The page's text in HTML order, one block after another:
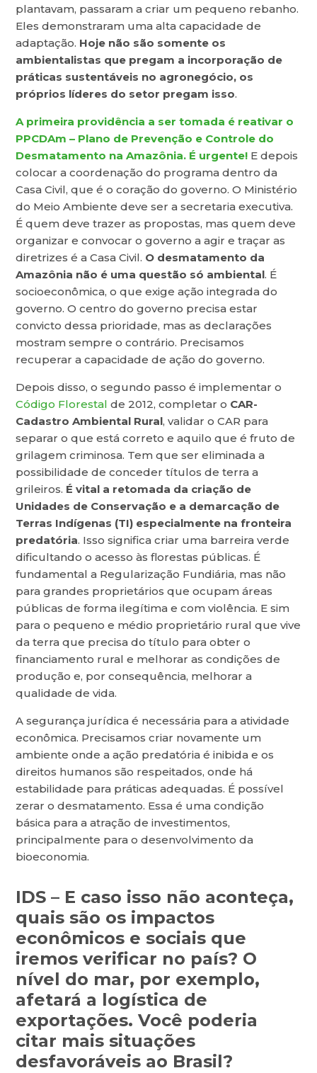
plantavam, passaram a criar um pequeno rebanho.
Eles demonstraram uma alta capacidade de
adaptação. Hoje não são somente os
ambientalistas que pregam a incorporação de
práticas sustentáveis no agronegócio, os
próprios líderes do setor pregam isso.
A primeira providência a ser tomada é reativar o
PPCDAm – Plano de Prevenção e Controle do
Desmatamento na Amazônia. É urgente! E depois
colocar a coordenação do programa dentro da
Casa Civil, que é o coração do governo. O Ministério
do Meio Ambiente deve ser a secretaria executiva.
É quem deve trazer as propostas, mas quem deve
organizar e convocar o governo a agir e traçar as
diretrizes é a Casa Civil. O desmatamento da
Amazônia não é uma questão só ambiental. É
socioeconômica, o que exige ação integrada do
governo. O centro do governo precisa estar
convicto dessa prioridade, mas as declarações
mostram sempre o contrário. Precisamos
recuperar a capacidade de ação do governo.
Depois disso, o segundo passo é implementar o
Código Florestalde 2012, completar o CAR-
Cadastro Ambiental Rural, validar o CAR para
separar o que está correto e aquilo que é fruto de
grilagem criminosa. Tem que ser eliminada a
possibilidade de conceder títulos de terra a
grileiros. É vital a retomada da criação de
Unidades de Conservação e a demarcação de
Terras Indígenas (TI) especialmente na fronteira
predatória. Isso significa criar uma barreira verde
dificultando o acesso às florestas públicas. É
fundamental a Regularização Fundiária, mas não
para grandes proprietários que ocupam áreas
públicas de forma ilegítima e com violência. E sim
para o pequeno e médio proprietário rural que vive
da terra que precisa do título para obter o
financiamento rural e melhorar as condições de
produção e, por consequência, melhorar a
qualidade de vida.
A segurança jurídica é necessária para a atividade
econômica. Precisamos criar novamente um
ambiente onde a ação predatória é inibida e os
direitos humanos são respeitados, onde há
estabilidade para práticas adequadas. É possível
zerar o desmatamento. Essa é uma condição
básica para a atração de investimentos,
principalmente para o desenvolvimento da
bioeconomia.
IDS– E caso isso não aconteça,
quais são os impactos
econômicos e sociais que
iremos verificar no país? O
nível do mar, por exemplo,
afetará a logística de
exportações. Você poderia
citar mais situações
desfavoráveis ao Brasil?